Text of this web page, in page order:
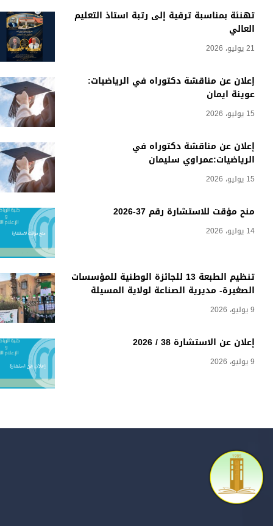
تهنئة بمناسبة ترقية إلى رتبة أستاذ التعليم
العالي
21 يوليو، 2026
إعلان عن مناقشة دكتوراه في الرياضيات:
عوينة ايمان
15 يوليو، 2026
إعلان عن مناقشة دكتوراه في
الرياضيات:عمراوي سليمان
15 يوليو، 2026
منح مؤقت للاستشارة رقم 37-2026
14 يوليو، 2026
تنظيم الطبعة 13 للجائزة الوطنية للمؤسسات
الصغيرة- مديرية الصناعة لولاية المسيلة
9 يوليو، 2026
إعلان عن الاستشارة 38 / 2026
9 يوليو، 2026